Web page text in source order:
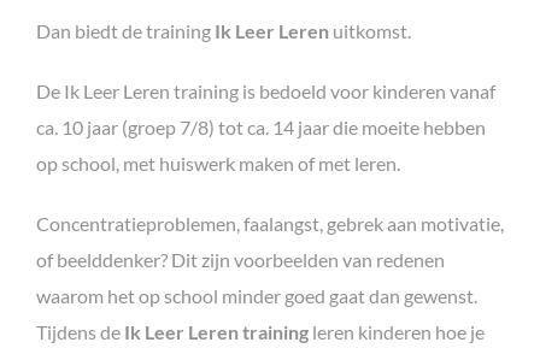
Dan biedt de training Ik Leer Leren uitkomst.
De Ik Leer Leren training is bedoeld voor kinderen vanaf
ca. 10 jaar (groep 7/8) tot ca. 14 jaar die moeite hebben
op school, met huiswerk maken of met leren.
Concentratieproblemen, faalangst, gebrek aan motivatie,
of beelddenker? Dit zijn voorbeelden van redenen
waarom het op school minder goed gaat dan gewenst.
Tijdens de Ik Leer Leren training leren kinderen hoe je